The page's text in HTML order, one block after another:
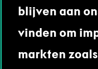
blijven aan
vinden om
markten